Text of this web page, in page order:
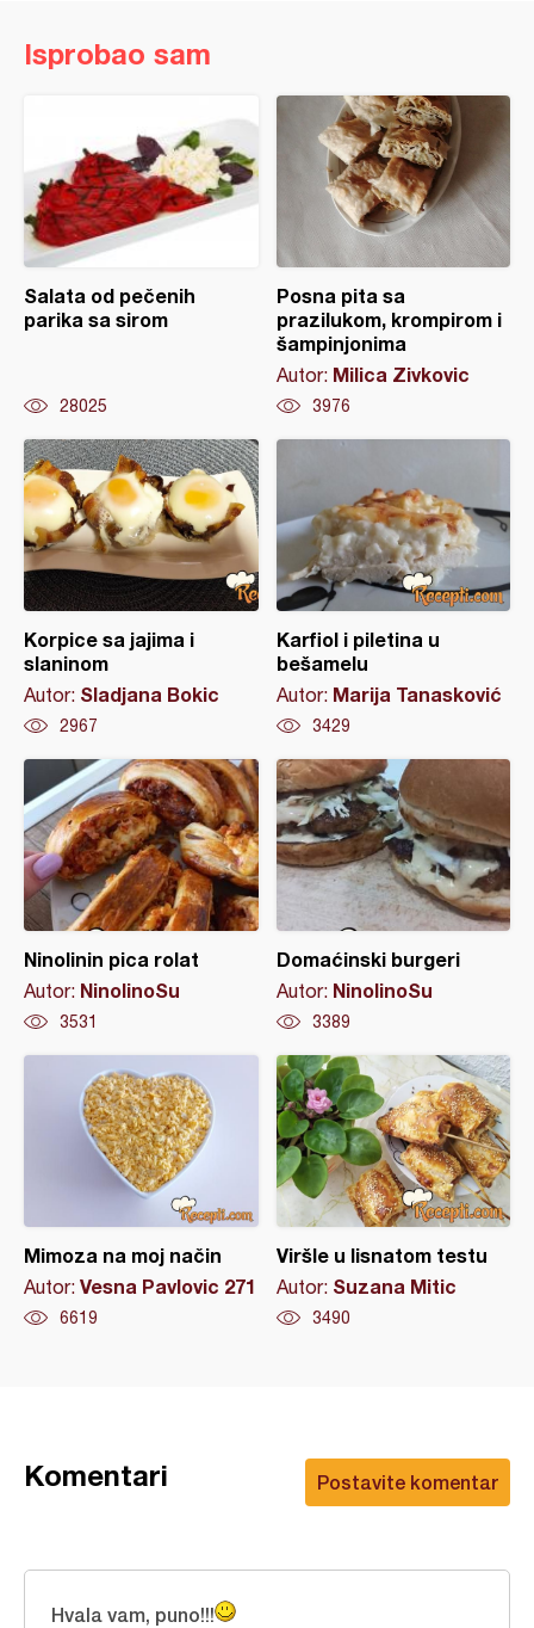
Isprobao sam
Salata od pečenih
parika sa sirom
28025
Posna pita sa
prazilukom, krompirom i
šampinjonima
Autor: Milica Zivkovic
3976
Korpice sa jajima i
slaninom
Autor: Sladjana Bokic
2967
Karfiol i piletina u
bešamelu
Autor: Marija Tanasković
3429
Ninolinin pica rolat
Autor: NinolinoSu
3531
Domaćinski burgeri
Autor: NinolinoSu
3389
Mimoza na moj način
Autor: Vesna Pavlovic 271
6619
Viršle u lisnatom testu
Autor: Suzana Mitic
3490
Postavite komentar
Komentari
Hvala vam, puno!!!